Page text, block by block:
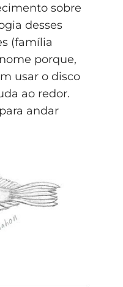
sobre
desses
(família
porque,
usar o disco
ao redor.
andar